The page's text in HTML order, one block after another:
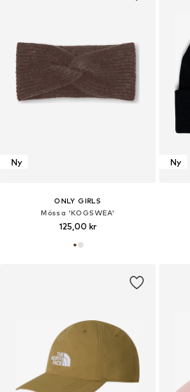
Ny
ONLY GIRLS
Mössa 'KOGSWEA'
125,00 kr
Ny